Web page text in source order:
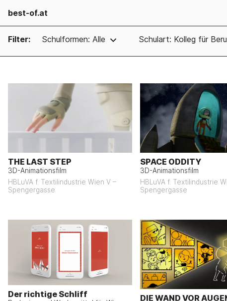
best-of.at
Filter: Schulformen: Alle Schulart: Kolleg für
THE LAST STEP
3D-Animationsfilm
HBLuVA f. Textilindustrie Wien V –
Spengergasse
SPACE ODDITY
3D-Animationsfilm
HBLuVA f. Textilindustrie
Spengergasse
Der richtige Schliff DIE WAND VOR